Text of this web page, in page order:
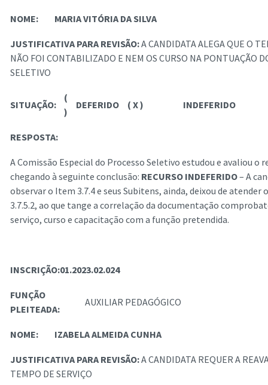
NOME: MARIA VITÓRIA DA SILVA
JUSTIFICATIVA PARA REVISÃO:A CANDIDATA ALEGA QUE O
NÃO FOI CONTABILIZADO E NEM OS CURSO NA PONTUAÇÃO
SELETIVO
SITUAÇÃO:
(
)
DEFERIDO ( X ) INDEFERIDO
RESPOSTA:
A Comissão Especial do Processo Seletivo estudou e avaliou o
chegando à seguinte conclusão: RECURSO INDEFERIDO– A
observar o Item 3.7.4 e seus Subitens, ainda, deixou de atender
3.7.5.2, ao que tange a correlação da documentação
serviço, curso e capacitação com a função pretendida.
INSCRIÇÃO:01.2023.02.024
FUNÇÃO
PLEITEADA:
AUXILIAR PEDAGÓGICO
NOME: IZABELA ALMEIDA CUNHA
JUSTIFICATIVA PARA REVISÃO:A CANDIDATA REQUER A
TEMPO DE SERVIÇO